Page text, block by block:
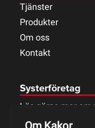
Tjänster
Produkter
Om oss
Kontakt
Systerföretag
Läs gärna mer om